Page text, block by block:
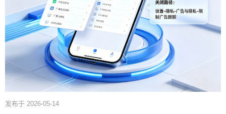
发布于 2026-05-14